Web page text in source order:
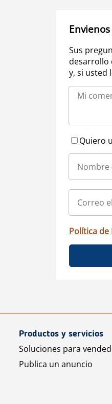
Sus
desarrollo
y, si usted
Quiero
Política de
Productos y servicios
Soluciones para
Publica un anuncio